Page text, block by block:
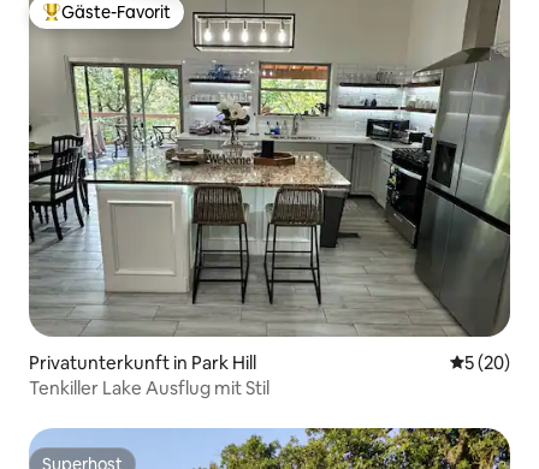
Beliebter Gäste-Favorit.
Gäste-Favorit
Privatunterkunft in Park Hill
5 (20)
Tenkiller Lake Ausflug mit Stil
Superhost